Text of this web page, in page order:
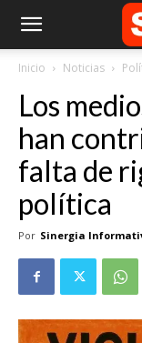
Inicio Noticias
Los
han
falta de
política
Por Sinergia